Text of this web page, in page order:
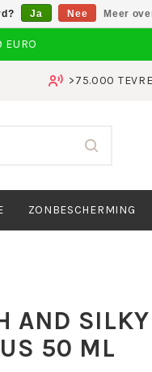
>75.000
ZONBESCHERMING
AND SILKY
50 ML
Ja Nee Meer